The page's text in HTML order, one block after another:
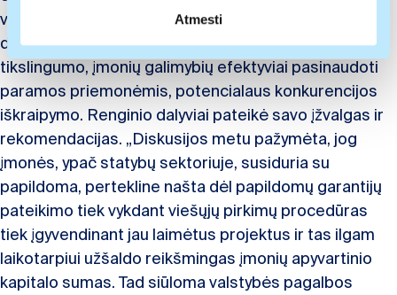
pateiktos arba naudojant paslaugas surinktos
Atmesti
vadovams, kurie nuotolinės konferencijos metu
diskutavo dėl valstybės paramos įmonėms
tikslingumo, įmonių galimybių efektyviai pasinaudoti
paramos priemonėmis, potencialaus konkurencijos
iškraipymo. Renginio dalyviai pateikė savo įžvalgas ir
rekomendacijas. „Diskusijos metu pažymėta, jog
įmonės, ypač statybų sektoriuje, susiduria su
papildoma, pertekline našta dėl papildomų garantijų
pateikimo tiek vykdant viešųjų pirkimų procedūras
tiek įgyvendinant jau laimėtus projektus ir tas ilgam
laikotarpiui užšaldo reikšmingas įmonių apyvartinio
kapitalo sumas. Tad siūloma valstybės pagalbos